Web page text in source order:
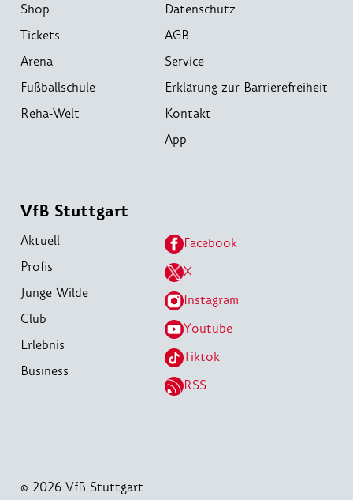
Shop
Tickets
Arena
Fußballschule
Reha-Welt
Datenschutz
AGB
Service
Erklärung zur Barrierefreiheit
Kontakt
App
VfB Stuttgart
Aktuell
Profis
Junge Wilde
Club
Erlebnis
Business
Facebook
X
Instagram
Youtube
Tiktok
RSS
© 2026 VfB Stuttgart